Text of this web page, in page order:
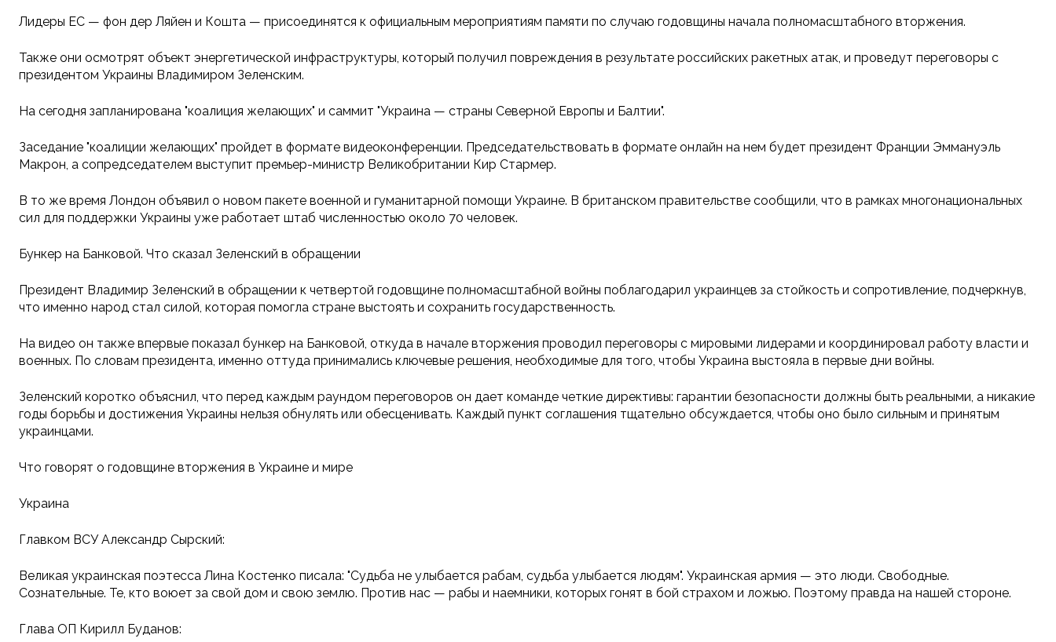
Лидеры ЕС — фон дер Ляйен и Кошта — присоединятся к официальным мероприятиям памяти по случаю годовщины начала полномасштабного вторжения.
Также они осмотрят объект энергетической инфраструктуры, который получил повреждения в результате российских ракетных атак, и проведут переговоры с
президентом Украины Владимиром Зеленским.
На сегодня запланирована "коалиция желающих" и саммит "Украина — страны Северной Европы и Балтии".
Заседание "коалиции желающих" пройдет в формате видеоконференции. Председательствовать в формате онлайн на нем будет президент Франции Эммануэль
Макрон, а сопредседателем выступит премьер-министр Великобритании Кир Стармер.
В то же время Лондон объявил о новом пакете военной и гуманитарной помощи Украине. В британском правительстве сообщили, что в рамках многонациональных
сил для поддержки Украины уже работает штаб численностью около 70 человек.
Бункер на Банковой. Что сказал Зеленский в обращении
Президент Владимир Зеленский в обращении к четвертой годовщине полномасштабной войны поблагодарил украинцев за стойкость и сопротивление, подчеркнув,
что именно народ стал силой, которая помогла стране выстоять и сохранить государственность.
На видео он также впервые показал бункер на Банковой, откуда в начале вторжения проводил переговоры с мировыми лидерами и координировал работу власти и
военных. По словам президента, именно оттуда принимались ключевые решения, необходимые для того, чтобы Украина выстояла в первые дни войны.
Зеленский коротко объяснил, что перед каждым раундом переговоров он дает команде четкие директивы: гарантии безопасности должны быть реальными, а никакие
годы борьбы и достижения Украины нельзя обнулять или обесценивать. Каждый пункт соглашения тщательно обсуждается, чтобы оно было сильным и принятым
украинцами.
Что говорят о годовщине вторжения в Украине и мире
Украина
Главком ВСУ Александр Сырский:
Великая украинская поэтесса Лина Костенко писала: "Судьба не улыбается рабам, судьба улыбается людям". Украинская армия — это люди. Свободные.
Сознательные. Те, кто воюет за свой дом и свою землю. Против нас — рабы и наемники, которых гонят в бой страхом и ложью. Поэтому правда на нашей стороне.
Глава ОП Кирилл Буданов: